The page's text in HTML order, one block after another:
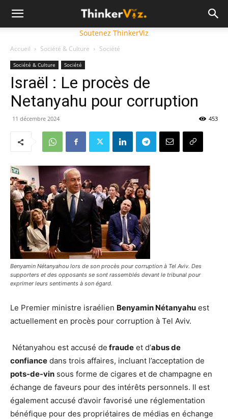
Soutenez ThinkerViz
Accueil Société & Culture Société
Société & Culture Société
Israël : Le procès de
Netanyahu pour corruption
11 décembre 2024 453
Benyamin Nétanyahou lors de son procès pour corruption à Tel Aviv. Des
supporters et des opposants se sont rassemblés devant le tribunal pour
exprimer leurs sentiments à son égard.
Le Premier ministre israélien Benyamin Nétanyahu est
actuellement en procès pour corruption à Tel Aviv.
Nétanyahou est accusé de fraude et d’abus de
confiance dans trois affaires, incluant l’acceptation de
pots-de-vin sous forme de cigares et de champagne en
échange de faveurs pour des intérêts personnels. Il est
également accusé d’avoir favorisé une réglementation
bénéfique pour des propriétaires de médias en échange